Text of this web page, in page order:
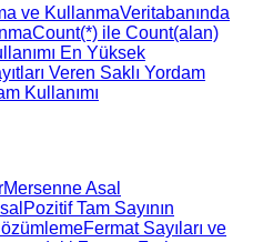
ve KullanmaVeritabanında
Count(*) ile Count(alan)
En Yüksek
Veren Saklı Yordam
Kullanımı
Mersenne Asal
Pozitif Tam Sayının
Fermat Sayıları ve